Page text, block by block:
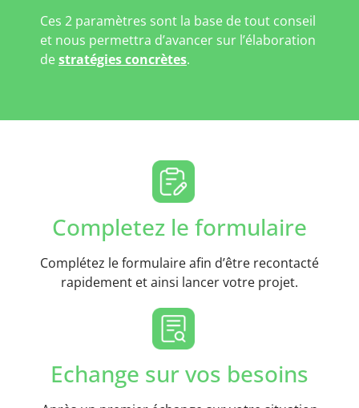
Ces 2 paramètres sont la base de tout conseil
et nous permettra d’avancer sur l’élaboration
destratégies concrètes.
Completez le formulaire
Complétez le formulaire afin d’être recontacté
rapidement et ainsi lancer votre projet.
Echange sur vos besoins